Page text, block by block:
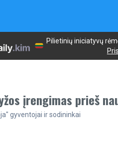
Pilietinių iniciatyvų
įrengimas prieš
gyventojai ir sodininkai